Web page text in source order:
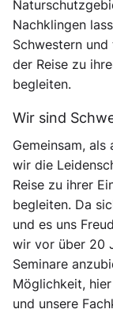
Nachklingen
Schwestern
der Reise zu
begleiten.
Wir sind
Gemeinsam, als
wir die
Reise zu ihrer
begleiten. Da
und es uns
wir vor über 20
Seminare
Möglichkeit,
und unsere